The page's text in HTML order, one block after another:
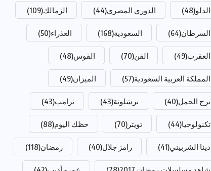
الدلو(48) الدوري المصري(44) الزمالك(109)
السرطان(64) السعودية(168) العذراء(50)
العقرب(49) الفن(70) القوس(48)
المملكة العربية السعودية(57) الميزان(49)
برج الحمل(40) برشلونة(43) ترامب(43)
تكنولوجيا(44) تويتر (70) حظك اليوم(88)
دينا الشربيني(41) رامز جلال(40) رمضان(118)